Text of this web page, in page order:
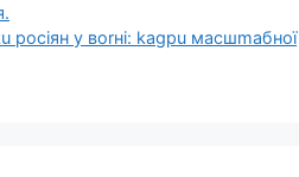
y вorнi: kagpu мacшmaбнoї